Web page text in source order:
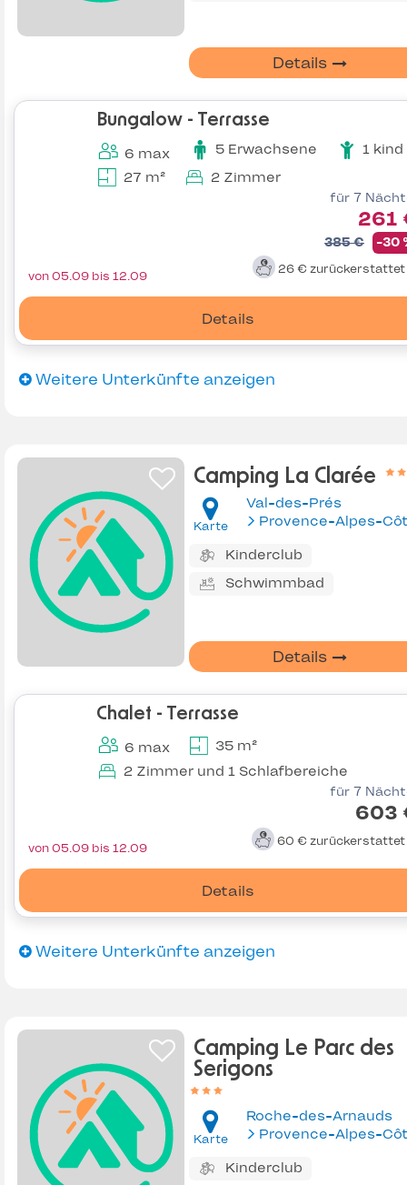
Details
Bungalow - Terrasse
6 max 5 Erwachsene
1 kind
27 m²
2 Zimmer
für 7
261
385 € -30
26 € zurückerstattet
Details
von 05.09 bis 12.09
Weitere Unterkünfte anzeigen
Camping La Clarée
Karte
Val-des-Prés
Kinderclub
Schwimmbad
Details
Chalet - Terrasse
6 max
35 m²
2 Zimmer und 1 Schlafbereiche
für 7
603
60 € zurückerstattet
Details
von 05.09 bis 12.09
Weitere Unterkünfte anzeigen
Camping Le Parc des
Serigons
Karte
Roche-des-Arnauds
Kinderclub